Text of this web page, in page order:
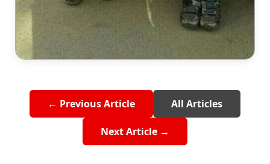
← Previous Article All Articles
Next Article →